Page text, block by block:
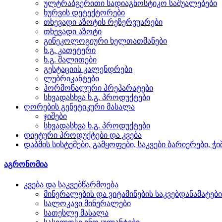
ულტრაბგერითი სადიაგნოსტიკო საშუალებები
ხურვის დეტექტორები
თხევადი აზოტის რეზერვუარები
თხევადი აზოტი
გინეკოლოგიური ხელთათმანები
ხ.გ. კათეტერი
ხ.გ. შალითები
გესტაციის კალენდრები
ლუბრიკანტები
ჰორმონალური პრეპარატები
სხვადასხვა ხ.გ. პროდუქტები
ღორების გენეტიკური მასალა
ჯიშები
სხვადასხვა ხ.გ. პროდუქტები
დიეტური პროდუქტები და კვება
დაბმის სისტემები, გამყოფები, საკვები ბარიერები,
აგრონომია
კვება და საკვებწარმოება
მინერალების და ვიტამინების საკვებდანამატები
სალოკავი მინერალები
სათესლე მასალა